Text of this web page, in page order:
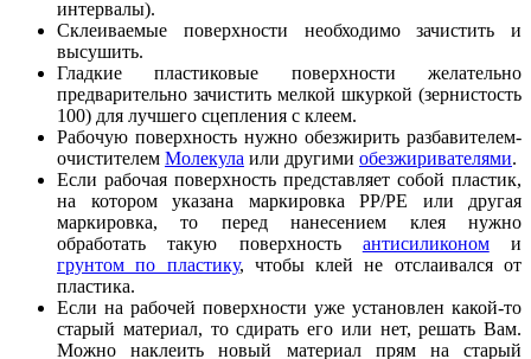
интервалы).
Склеиваемые поверхности необходимо зачистить и
высушить.
Гладкие пластиковые поверхности желательно
предварительно зачистить мелкой шкуркой (зернистость
100) для лучшего сцепления с клеем.
Рабочую поверхность нужно обезжирить разбавителем-
очистителем Молекула или другими обезжиривателями.
Если рабочая поверхность представляет собой пластик,
на котором указана маркировка PP/PE или другая
маркировка, то перед нанесением клея нужно
обработать такую поверхность антисиликономи
грунтом по пластику, чтобы клей не отслаивался от
пластика.
Если на рабочей поверхности уже установлен какой-то
старый материал, то сдирать его или нет, решать Вам.
Можно наклеить новый материал прям на старый